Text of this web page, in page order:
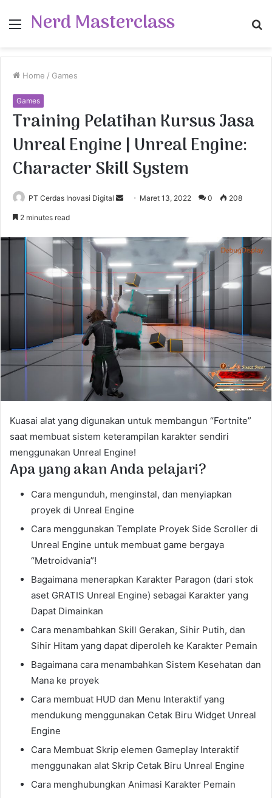
Menu
Nerd Masterclass
Home / Games
Games
Training Pelatihan Kursus Jasa
Unreal Engine | Unreal Engine:
Character Skill System
PT Cerdas Inovasi Digital
d
n
e
m
a
i
Maret 13, 2022 0 208
2 minutes read
Kuasai alat yang digunakan untuk membangun “Fortnite”
saat membuat sistem keterampilan karakter sendiri
menggunakan Unreal Engine!
Apa yang akan Anda pelajari?
Cara mengunduh, menginstal, dan menyiapkan
proyek di Unreal Engine
Cara menggunakan Template Proyek Side Scroller di
Unreal Engine untuk membuat game bergaya
“Metroidvania”!
Bagaimana menerapkan Karakter Paragon (dari stok
aset GRATIS Unreal Engine) sebagai Karakter yang
Dapat Dimainkan
Cara menambahkan Skill Gerakan, Sihir Putih, dan
Sihir Hitam yang dapat diperoleh ke Karakter Pemain
Bagaimana cara menambahkan Sistem Kesehatan dan
Mana ke proyek
Cara membuat HUD dan Menu Interaktif yang
mendukung menggunakan Cetak Biru Widget Unreal
Engine
Cara Membuat Skrip elemen Gameplay Interaktif
menggunakan alat Skrip Cetak Biru Unreal Engine
Cara menghubungkan Animasi Karakter Pemain